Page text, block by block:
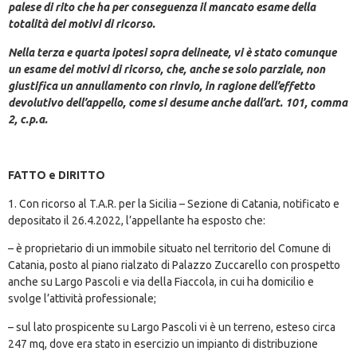
palese di rito che ha per conseguenza il mancato esame della
totalità dei motivi di ricorso.
Nella terza e quarta ipotesi sopra delineate, vi è stato comunque
un esame dei motivi di ricorso, che, anche se solo parziale, non
giustifica un annullamento con rinvio, in ragione dell’effetto
devolutivo dell’appello, come si desume anche dall’art. 101, comma
2, c.p.a.
FATTO e DIRITTO
1. Con ricorso al T.A.R. per la Sicilia – Sezione di Catania, notificato e
depositato il 26.4.2022, l’appellante ha esposto che:
– è proprietario di un immobile situato nel territorio del Comune di
Catania, posto al piano rialzato di Palazzo Zuccarello con prospetto
anche su Largo Pascoli e via della Fiaccola, in cui ha domicilio e
svolge l’attività professionale;
– sul lato prospicente su Largo Pascoli vi è un terreno, esteso circa
247 mq, dove era stato in esercizio un impianto di distribuzione